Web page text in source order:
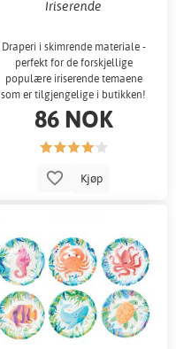
Iriserende
Draperi i skimrende materiale -
perfekt for de forskjellige
populære iriserende temaene
som er tilgjengelige i butikken!
86 NOK
Kjøp